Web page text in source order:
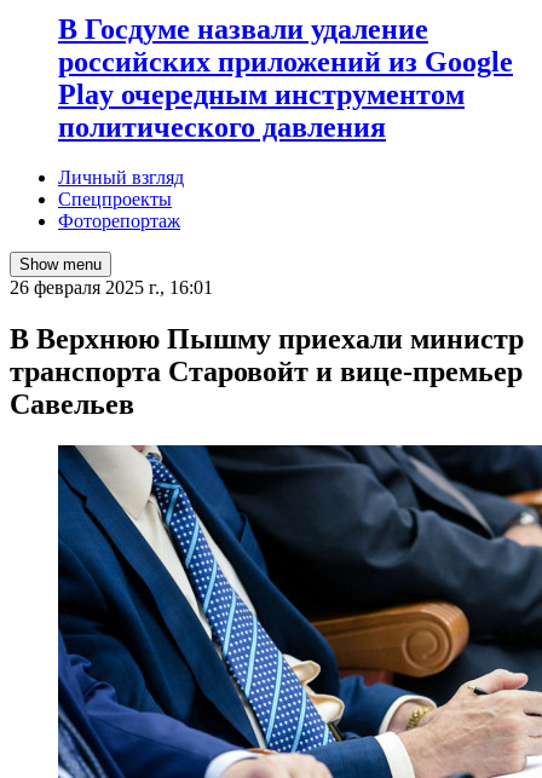
В Госдуме назвали удаление
российских приложений из Google
Play очередным инструментом
политического давления
Личный взгляд
Спецпроекты
Фоторепортаж
Show menu
26 февраля 2025 г., 16:01
В Верхнюю Пышму приехали министр
транспорта Старовойт и вице-премьер
Савельев